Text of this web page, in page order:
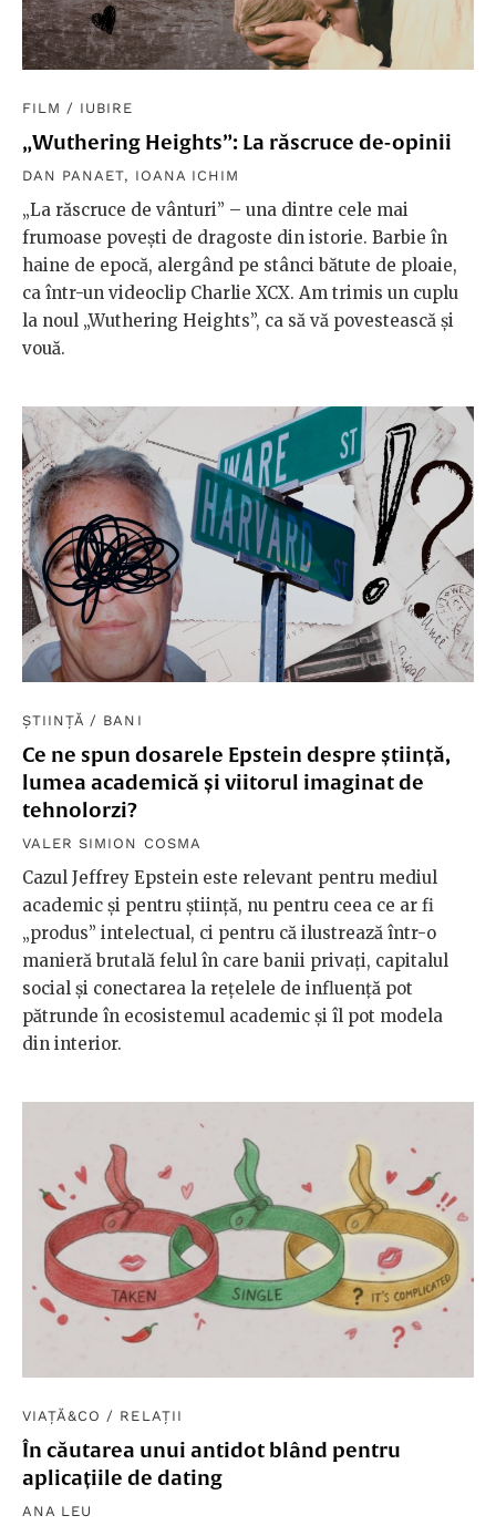
FILM / IUBIRE
„Wuthering Heights”: La răscruce de-opinii
DAN PANAET, IOANA ICHIM
„La răscruce de vânturi” – una dintre cele mai
frumoase povești de dragoste din istorie. Barbie în
haine de epocă, alergând pe stânci bătute de ploaie,
ca într-un videoclip Charlie XCX. Am trimis un cuplu
la noul „Wuthering Heights”, ca să vă povestească şi
vouă.
ȘTIINȚĂ / BANI
Ce ne spun dosarele Epstein despre știință,
lumea academică și viitorul imaginat de
tehnolorzi?
VALER SIMION COSMA
Cazul Jeffrey Epstein este relevant pentru mediul
academic și pentru știință, nu pentru ceea ce ar fi
„produs” intelectual, ci pentru că ilustrează într-o
manieră brutală felul în care banii privați, capitalul
social și conectarea la rețelele de influență pot
pătrunde în ecosistemul academic și îl pot modela
din interior.
VIAȚĂ&CO / RELAȚII
În căutarea unui antidot blând pentru
aplicațiile de dating
ANA LEU